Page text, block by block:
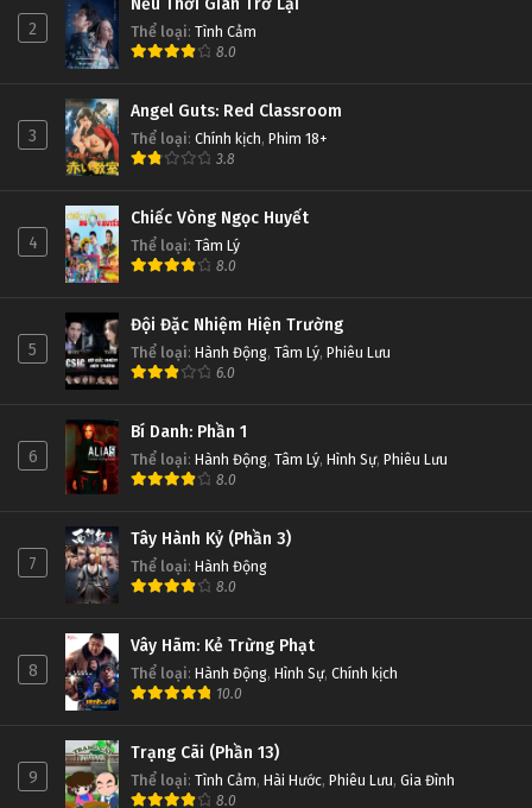
2
Nếu Thời Gian Trở Lại
Thể loại: Tình Cảm
8.0
3
Angel Guts: Red Classroom
Thể loại: Chính kịch, Phim 18+
3.8
4
Chiếc Vòng Ngọc Huyết
Thể loại: Tâm Lý
8.0
5
Đội Đặc Nhiệm Hiện Trường
Thể loại: Hành Động, Tâm Lý, Phiêu Lưu
6.0
6
Bí Danh: Phần 1
Thể loại: Hành Động, Tâm Lý, Hình Sự, Phiêu Lưu
8.0
7
Tây Hành Kỷ (Phần 3)
Thể loại: Hành Động
8.0
8
Vây Hãm: Kẻ Trừng Phạt
Thể loại: Hành Động, Hình Sự, Chính kịch
10.0
9
Trạng Cãi (Phần 13)
Thể loại: Tình Cảm, Hài Hước, Phiêu Lưu, Gia Đình
8.0